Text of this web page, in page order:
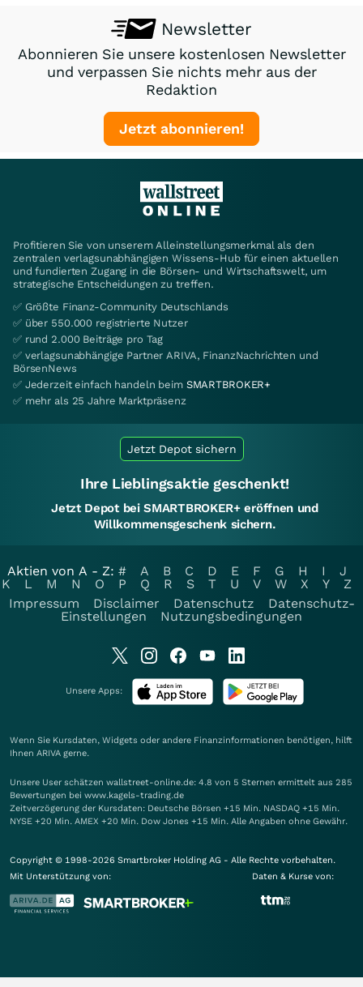
Newsletter
Abonnieren Sie unsere kostenlosen Newsletter
und verpassen Sie nichts mehr aus der
Redaktion
Jetzt abonnieren!
Profitieren Sie von unserem Alleinstellungsmerkmal als den
zentralen verlagsunabhängigen Wissens-Hub für einen aktuellen
und fundierten Zugang in die Börsen- und Wirtschaftswelt, um
strategische Entscheidungen zu treffen.
✅ Größte Finanz-Community Deutschlands
✅ über 550.000 registrierte Nutzer
✅ rund 2.000 Beiträge pro Tag
✅ verlagsunabhängige Partner ARIVA, FinanzNachrichten und
BörsenNews
✅ Jederzeit einfach handeln beim SMARTBROKER+
✅ mehr als 25 Jahre Marktpräsenz
Jetzt Depot sichern
Ihre Lieblingsaktie geschenkt!
Jetzt Depot bei SMARTBROKER+ eröffnen und
Willkommensgeschenk sichern.
Aktien von A - Z: # A B C D E F G H I
J
K
L M N O P Q R S T U V W X Y
Z
Impressum
Disclaimer Datenschutz
Datenschutz-
Einstellungen
Nutzungsbedingungen
Unsere Apps:
Wenn Sie Kursdaten, Widgets oder andere Finanzinformationen benötigen, hilft
Ihnen ARIVA gerne.
Unsere User schätzen wallstreet-online.de: 4.8 von 5 Sternen ermittelt aus 285
Bewertungen bei www.kagels-trading.de
Zeitverzögerung der Kursdaten: Deutsche Börsen +15 Min. NASDAQ +15 Min.
NYSE +20 Min. AMEX +20 Min. Dow Jones +15 Min. Alle Angaben ohne Gewähr.
Copyright © 1998-2026 Smartbroker Holding AG - Alle Rechte vorbehalten.
Mit Unterstützung von:
Daten & Kurse von: